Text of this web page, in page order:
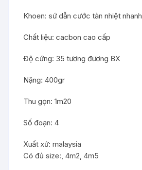
Khoen: sứ dẫn cước tản nhiệt nhanh
Chất liệu: cacbon cao cấp
Độ cứng: 35 tương đương BX
Nặng: 400gr
Thu gọn: 1m20
Số đoạn: 4
Xuất xứ: malaysia
Có đủ size:, 4m2, 4m5